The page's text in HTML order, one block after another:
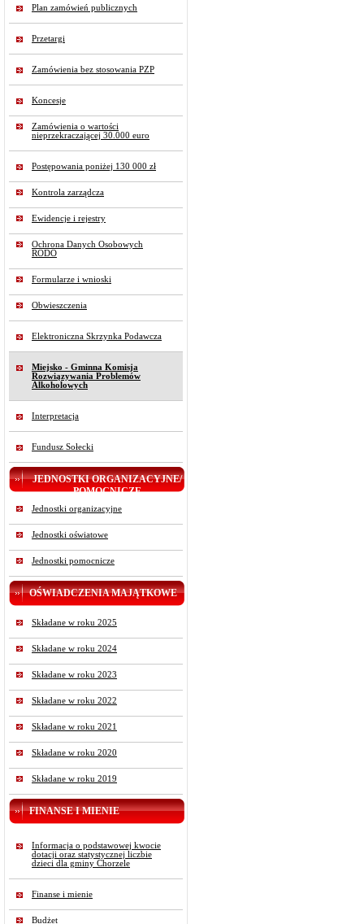
Plan zamówień publicznych
Przetargi
Zamówienia bez stosowania PZP
Koncesje
Zamówienia o wartości
nieprzekraczającej 30.000 euro
Postępowania poniżej 130 000 zł
Kontrola zarządcza
Ewidencje i rejestry
Ochrona Danych Osobowych
RODO
Formularze i wnioski
Obwieszczenia
Elektroniczna Skrzynka Podawcza
Miejsko - Gminna Komisja
Rozwiązywania Problemów
Alkoholowych
Interpretacja
Fundusz Sołecki
JEDNOSTKI ORGANIZACYJNE/
POMOCNICZE
Jednostki organizacyjne
Jednostki oświatowe
Jednostki pomocnicze
OŚWIADCZENIA MAJĄTKOWE
Składane w roku 2025
Składane w roku 2024
Składane w roku 2023
Składane w roku 2022
Składane w roku 2021
Składane w roku 2020
Składane w roku 2019
FINANSE I MIENIE
Informacja o podstawowej kwocie
dotacji oraz statystycznej liczbie
dzieci dla gminy Chorzele
Finanse i mienie
Budżet